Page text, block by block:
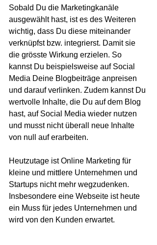
Sobald Du die Marketingkanäle
ausgewählt hast, ist es des Weiteren
wichtig, dass Du diese miteinander
verknüpfst bzw. integrierst. Damit sie
die grösste Wirkung erzielen. So
kannst Du beispielsweise auf Social
Media Deine Blogbeiträge anpreisen
und darauf verlinken. Zudem kannst Du
wertvolle Inhalte, die Du auf dem Blog
hast, auf Social Media wieder nutzen
und musst nicht überall neue Inhalte
von null auf erarbeiten.
Heutzutage ist Online Marketing für
kleine und mittlere Unternehmen und
Startups nicht mehr wegzudenken.
Insbesondere eine Webseite ist heute
ein Muss für jedes Unternehmen und
wird von den Kunden erwartet.